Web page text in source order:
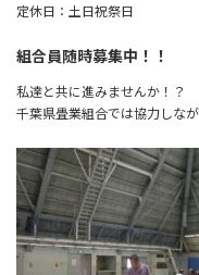
定休日：土日祝祭日
組合員随時募集中！！
私達と共に進みませんか！？
千葉県畳業組合では協力しな